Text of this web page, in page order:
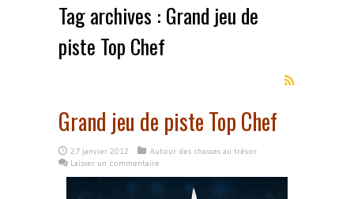
Tag archives : Grand jeu de
piste Top Chef
Grand jeu de piste Top Chef
27 janvier 2012
Autour des chasses au trésor
Laisser un commentaire